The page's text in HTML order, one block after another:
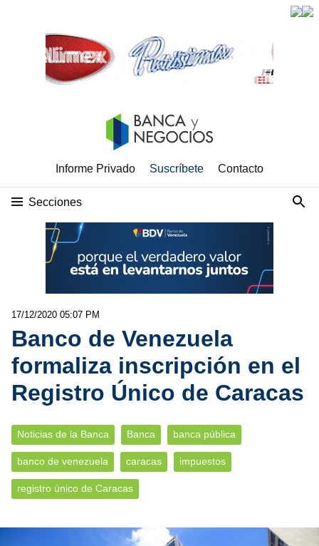
Informe Privado Suscríbete Contacto
Secciones
17/12/2020 05:07 PM
Banco de Venezuela
formaliza inscripción en el
Registro Único de Caracas
Noticias de la Banca Banca banca pública
banco de venezuela caracas impuestos
registro único de Caracas